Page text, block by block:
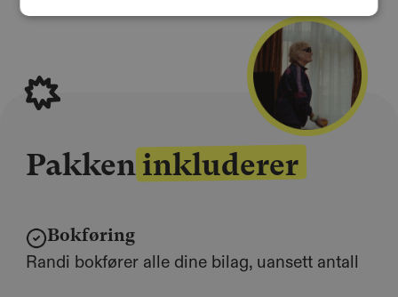
Pakken inkluderer
Bokføring
Randi bokfører alle dine bilag, uansett antall